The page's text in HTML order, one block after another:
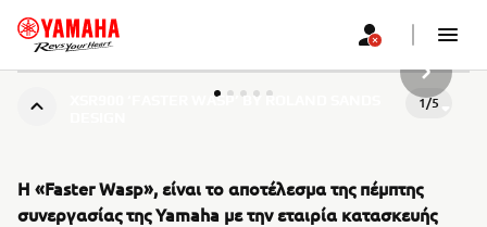
XSR900 ‘FASTER WASP’ BY ROLAND SANDS
1/5
ΝΈΟ
Η «Faster Wasp», είναι το αποτέλεσμα της πέμπτης
συνεργασίας της Yamaha με την εταιρία κατασκευής